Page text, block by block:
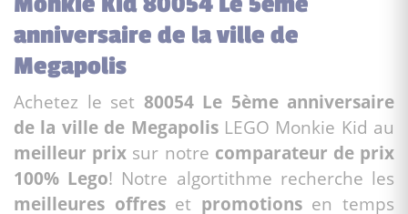
anniversaire de la ville de
Megapolis
Achetez le set 80054 Le 5ème anniversaire
de la ville de MegapolisLEGO Monkie Kid au
meilleur prix sur notre comparateur de prix
100% Lego! Notre algortithme recherche les
meilleures offreset promotionsen temps